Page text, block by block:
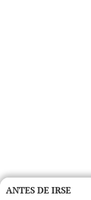
ANTES DE IRSE